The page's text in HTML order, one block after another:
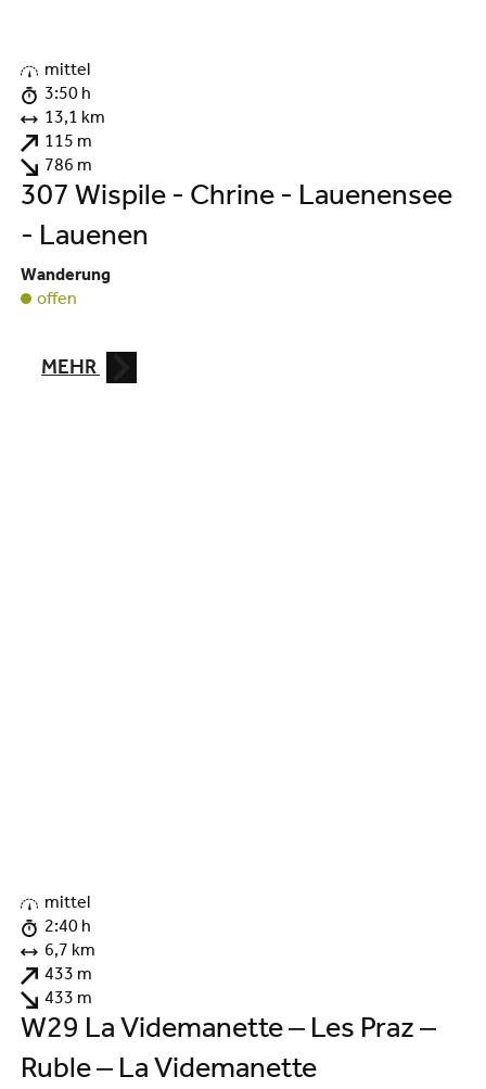
mittel
3:50 h
13,1 km
115 m
786 m
307 Wispile - Chrine - Lauenensee
- Lauenen
Wanderung
offen
MEHR
mittel
2:40 h
6,7 km
433 m
433 m
W29 La Videmanette – Les Praz –
Ruble – La Videmanette